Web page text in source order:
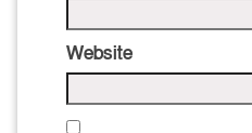
Website